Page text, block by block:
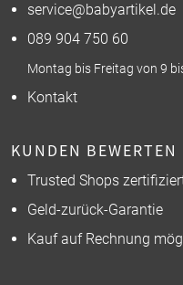
service@babyartikel.de
089 904 750 60
Montag bis Freitag von 9
Kontakt
KUNDEN
Trusted Shops
Geld-zurück-Garantie
Kauf auf Rechnung